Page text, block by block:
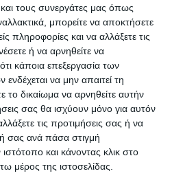
τους συνεργάτες μας όπως
μπορείτε να αποκτήσετε
πληροφορίες και να αλλάξετε τις
ή να αρνηθείτε να
κάποια επεξεργασία των
να μην απαιτεί τη
το δικαίωμα να αρνηθείτε αυτήν
σας θα ισχύουν μόνο για αυτόν
τις προτιμήσεις σας ή να
σας ανά πάσα στιγμή
και κάνοντας κλικ στο
μέρος της ιστοσελίδας.
τους και αυτή την
να επιστρέψουν οι
εκπαίδευση. Η
ανάγκης».
μέχρι τις διακοπές του
γίνουν μαθήματα. Θα
δημοτικά ανάλογα με την
πρόσθεσε στο ίδιο θέμα.